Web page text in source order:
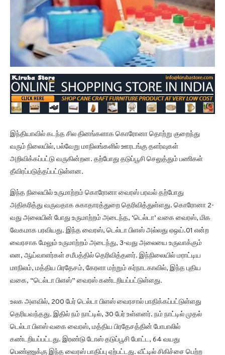
இந்தியாவில் கடந்த சில தினங்களாக கொரோனா தொற்று குறைந்து
வரும் நிலையில், பல்வேறு மாநிலங்களில் ஊரடங்கு தளர்வுகள்
அறிவிக்கப்பட்டு வருகின்றன. தற்போது தடுப்பூசி செலுத்தும் பணிகள்
தீவிரப்படுத்தப்பட்டுள்ளன.
இந்த நிலையில் உருமாற்றம் கொரோனா வைரஸ் பரவல் தற்போது
அதிகரித்து வருவதாக சுகாதாரத்துறை தெரிவித்துள்ளது. கொரோனா 2-
வது அலையின் போது உருமாற்றம் அடைந்த, ‘டெல்டா’ வகை வைரஸ், மிக
வேகமாக பரவியது. இந்த வைரஸ், டெல்டா பிளஸ் அல்லது ஏஒய்.01 என்ற
வைரசாக மேலும் உருமாற்றம் அடைந்து, 3-வது அலையை உருவாக்கும்
என, ஆய்வாளர்கள் சமீபத்தில் தெரிவித்தனர். இந்நிலையில் மராட்டிய
மாநிலம், மத்திய பிரதேசம், கேரளா மற்றும் கர்நாடகாவில், இந்த புதிய
வகை, “டெல்டா பிளஸ்” வைரஸ் கண்டறியப்பட்டுள்ளது.
உலக அளவில், 200 பேர் டெல்டா பிளஸ் வைரசால் பாதிக்கப்பட்டுள்ளது
தெரியவந்தது. இதில் நம் நாட்டில், 30 பேர் உள்ளனர். நம் நாட்டில் முதல்
டெல்டா பிளஸ் வகை வைரஸ், மத்திய பிரதேசத்தின் போபாலில்
கண்டறியப்பட்டது. இரண்டு டோஸ் தடுப்பூசி போட்ட, 64 வயது
பெண்ணுக்கு இந்த வைரஸ் பாதிப்பு ஏற்பட்டது. வீட்டில் சிகிச்சை பெற்ற